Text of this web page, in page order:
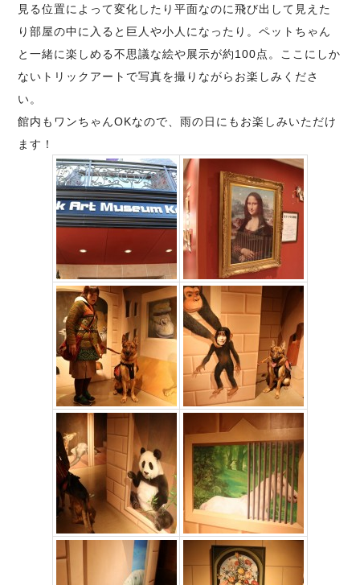
見る位置によって変化したり平面なのに飛び出して見えた
り部屋の中に入ると巨人や小人になったり。ペットちゃん
と一緒に楽しめる不思議な絵や展示が約100点。ここにしか
ないトリックアートで写真を撮りながらお楽しみくださ
い。
館内もワンちゃんOKなので、雨の日にもお楽しみいただけ
ます！